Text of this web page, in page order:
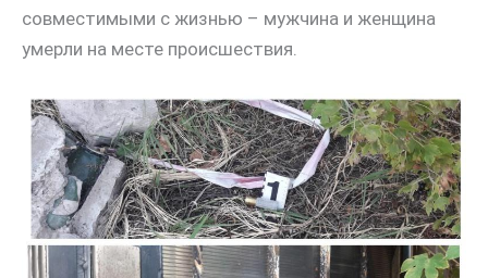
совместимыми с жизнью – мужчина и женщина
умерли на месте происшествия.